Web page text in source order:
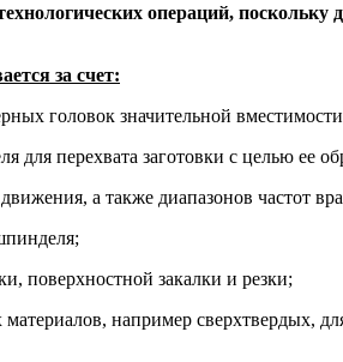
операций, поскольку
за счет:
головок значительной
перехвата заготовки с целью ее
а также диапазонов частот
поверхностной закалки и резки;
например сверхтвердых,